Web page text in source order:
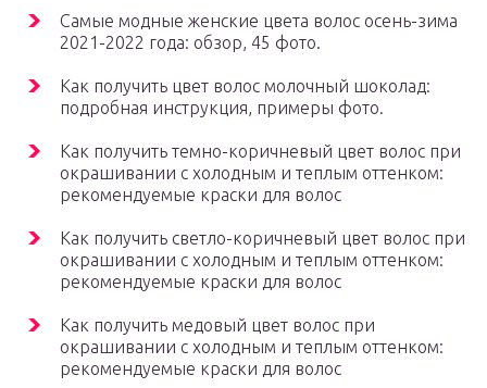
Самые модные женские цвета волос осень-зима
2021-2022 года: обзор, 45 фото.
Как получить цвет волос молочный шоколад:
подробная инструкция, примеры фото.
Как получить темно-коричневый цвет волос при
окрашивании с холодным и теплым оттенком:
рекомендуемые краски для волос
Как получить светло-коричневый цвет волос при
окрашивании с холодным и теплым оттенком:
рекомендуемые краски для волос
Как получить медовый цвет волос при
окрашивании с холодным и теплым оттенком:
рекомендуемые краски для волос